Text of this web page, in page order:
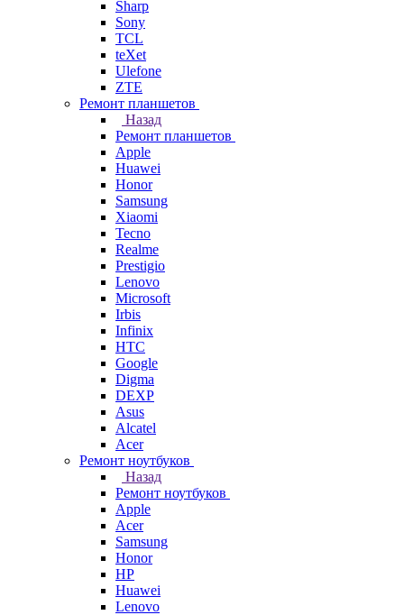
Sharp
Sony
TCL
teXet
Ulefone
ZTE
Ремонт планшетов
Назад
Ремонт планшетов
Apple
Huawei
Honor
Samsung
Xiaomi
Tecno
Realme
Prestigio
Lenovo
Microsoft
Irbis
Infinix
HTC
Google
Digma
DEXP
Asus
Alcatel
Acer
Ремонт ноутбуков
Назад
Ремонт ноутбуков
Apple
Acer
Samsung
Honor
HP
Huawei
Lenovo